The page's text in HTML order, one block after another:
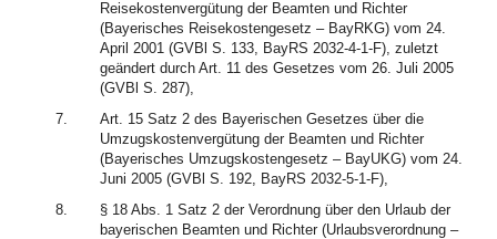
Reisekostenvergütung der Beamten und Richter
(Bayerisches Reisekostengesetz – BayRKG) vom 24.
April 2001 (GVBl S. 133, BayRS 2032-4-1-F), zuletzt
geändert durch Art. 11 des Gesetzes vom 26. Juli 2005
(GVBl S. 287),
7.
Art. 15 Satz 2 des Bayerischen Gesetzes über die
Umzugskostenvergütung der Beamten und Richter
(Bayerisches Umzugskostengesetz – BayUKG) vom 24.
Juni 2005 (GVBl S. 192, BayRS 2032-5-1-F),
8.
§ 18 Abs. 1 Satz 2 der Verordnung über den Urlaub der
bayerischen Beamten und Richter (Urlaubsverordnung –